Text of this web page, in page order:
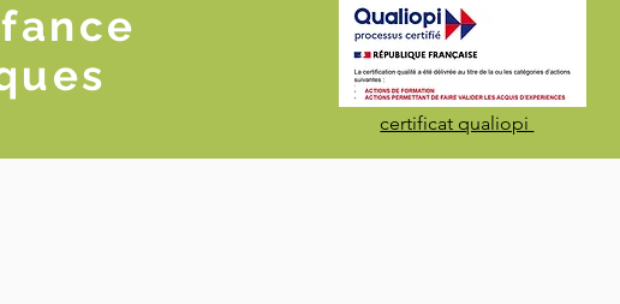
certificat qualiopi